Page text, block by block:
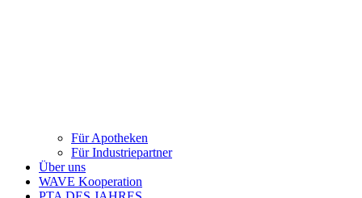
Für Apotheken
Für Industriepartner
Über uns
WAVE Kooperation